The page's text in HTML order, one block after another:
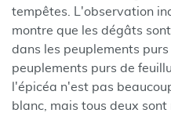
tempêtes. L'observation
montre que les dégâts
dans les peuplements
peuplements purs de
l'épicéa n'est pas
blanc, mais tous deux